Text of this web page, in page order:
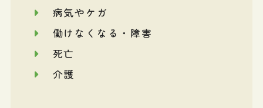
病気やケガ
働けなくなる・障害
死亡
介護